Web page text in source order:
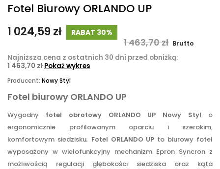
Fotel Biurowy ORLANDO UP
1 024,59 zł
RABAT 30%
1 463,70 zł Brutto
Najniższa cena z ostatnich 30 dni przed obniżką:
1 463,70 zł Pokaż wykres
Producent: Nowy Styl
Fotel biurowy ORLANDO UP
Wygodny fotel obrotowy ORLANDO UP Nowy Styl o
ergonomicznie profilowanym oparciu i szerokim,
komfortowym siedzisku. Fotel ORLANDO UP to biurowy fotel
wyposażony w wielofunkcyjny mechanizm Epron Syncron z
możliwością regulacji głębokości siedziska oraz kąta